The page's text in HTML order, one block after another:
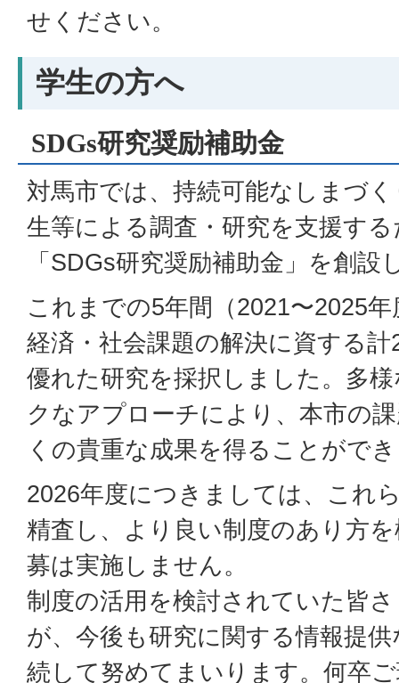
せください。
学生の方へ
SDGs研究奨励補助金
対馬市では、持続可能なしまづ
生等による調査・研究を支援す
「SDGs研究奨励補助金」を創設
これまでの5年間（2021〜2025
経済・社会課題の解決に資する
優れた研究を採択しました。多
クなアプローチにより、本市の
くの貴重な成果を得ることがで
2026年度につきましては、これ
精査し、より良い制度のあり方
募は実施しません。
制度の活用を検討されていた皆
が、今後も研究に関する情報提
続して努めてまいります。何卒